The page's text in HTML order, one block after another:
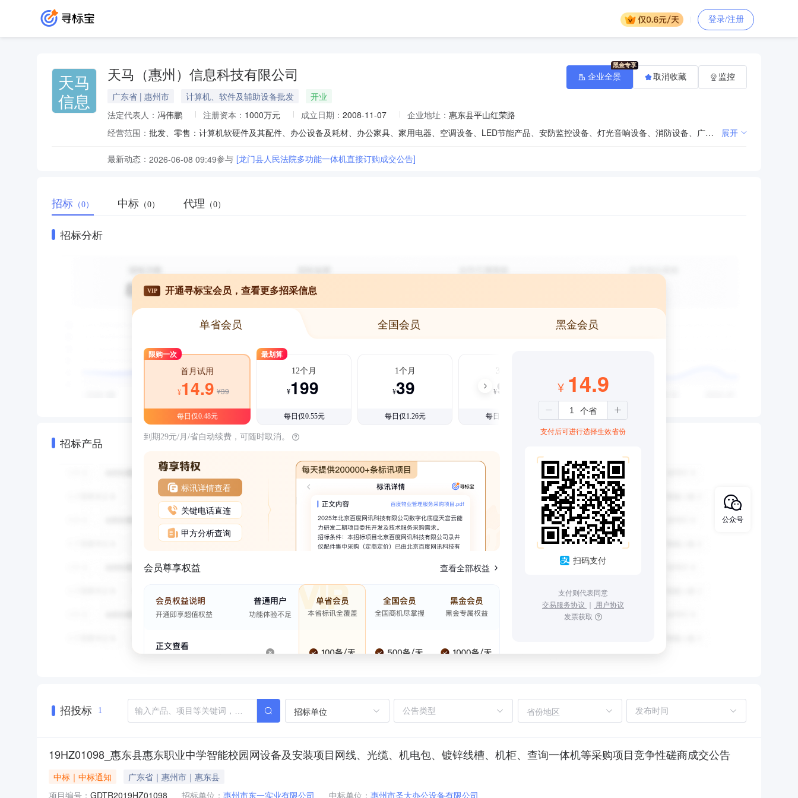
登录/注册
天马
信息
天马（惠州）信息科技有限公司
广东省 | 惠州市 计算机、软件及辅助设备批发
开业
法定代表人： 冯伟鹏 注册资本： 1000万元 成立日期： 2008-11-07 企业地址： 惠东县平山红荣路
经营范围：
批发、零售：计算机软硬件及其配件、办公设备及耗材、办公家具、家用电器、空调设备、LED节能产品、安防监控设备、灯光音响设备、消防设备、广播电视及电子产品、网络及数码产品、POS机具、通讯设备、教学及会议设备；以上设备的安装工程及运维服务；智能化系统工程、自动化管理系统工程、电源管理系统工程、档案智能管理系统；增值电信业务及电子商务。（依法须经批准的项目，经相关部门批准后方可开展经营活动）〓 展开
最新动态： 2026-06-08 09:49参与 [龙门县人民法院多功能一体机直接订购成交公告]
企业全景 取消收藏 监控
招标 （0） 中标 （0） 代理 （0）
招标分析
招标产品
VIP 开通寻标宝会员，查看更多招采信息
单省会员 全国会员 黑金会员
限购一次
首月试用
¥14.9 ¥39
每日仅0.48元
最划算
12个月
¥199
每日仅0.55元
1个月
¥39
每日仅1.26元
3个月
¥99
每日仅1.08元
到期29元/月/省自动续费，可随时取消。
标讯详情查看
关键电话直连
甲方分析查询
会员尊享权益 查看全部权益
¥ 14.9
支付后可进行选择生效省份
扫码支付
支付则代表同意
交易服务协议 ｜ 用户协议
发票获取
招投标 1 招标单位 省份地区
19HZ01098_惠东县惠东职业中学智能校园网设备及安装项目网线、光缆、机电包、镀锌线槽、机柜、查询一体机等采购项目竞争性磋商成交公告
中标｜中标通知
广东省｜惠州市｜惠东县
项目编号： GDTR2019HZ01098 招标单位： 惠州市东一实业有限公司 中标单位： 惠州市圣大办公设备有限公司
公众号